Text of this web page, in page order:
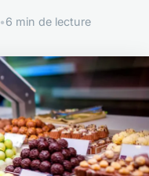
•6 min de lecture